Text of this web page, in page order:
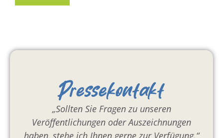
Pressekontakt
„Sollten Sie Fragen zu unseren
Veröffentlichungen oder Auszeichnungen